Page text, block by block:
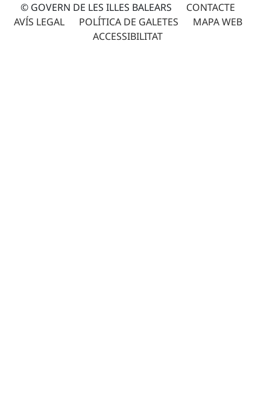
© GOVERN DE LES ILLES BALEARS
CONTACTE
AVÍS LEGAL
POLÍTICA DE GALETES
MAPA WEB
ACCESSIBILITAT